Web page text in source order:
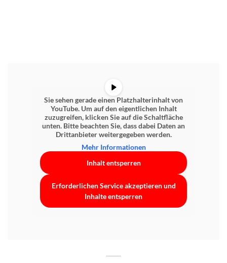
Sie sehen gerade einen Platzhalterinhalt von
YouTube. Um auf den eigentlichen Inhalt
zuzugreifen, klicken Sie auf die Schaltfläche
unten. Bitte beachten Sie, dass dabei Daten an
Drittanbieter weitergegeben werden.
Mehr Informationen
Inhalt entsperren
Erforderlichen Service akzeptieren und
Inhalte entsperren